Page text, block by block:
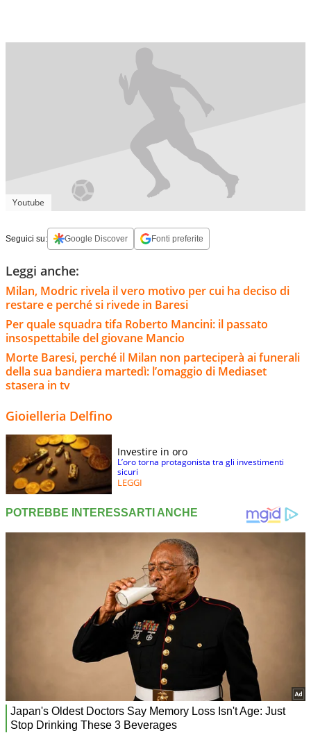
Youtube
Seguici su: Google Discover Fonti preferite
Leggi anche:
Milan, Modric rivela il vero motivo per cui ha deciso di
restare e perché si rivede in Baresi
Per quale squadra tifa Roberto Mancini: il passato
insospettabile del giovane Mancio
Morte Baresi, perché il Milan non parteciperà ai funerali
della sua bandiera martedì: l’omaggio di Mediaset
stasera in tv
Gioielleria Delfino
Investire in oro
L’oro torna protagonista tra gli investimenti
sicuri
LEGGI